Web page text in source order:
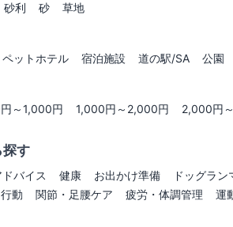
砂利 砂 草地
ペットホテル 宿泊施設 道の駅/SA 公園
～1,000円 1,000円～2,000円 2,000円～
探す
ドバイス 健康 お出かけ準備 ドッグラン
動 関節・足腰ケア 疲労・体調管理 運